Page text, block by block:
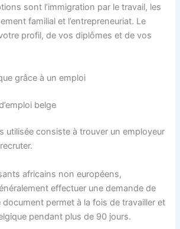
sont l’immigration par le travail, les
familial et l’entrepreneuriat. Le
profil, de vos diplômes et de vos
grâce à un emploi
belge
utilisée consiste à trouver un employeur
africains non européens,
effectuer une demande de
document permet à la fois de travailler et
pendant plus de 90 jours.